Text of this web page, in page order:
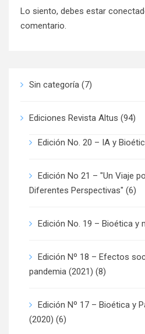
Lo siento, debes estar
comentario.
Sin categoría (7)
Ediciones Revista Altus (94)
Edición No. 20 – IA y
Edición No 21 – "Un Viaje
Diferentes Perspectivas" (6)
Edición No. 19 – Bioética y
Edición Nº 18 – Efectos
pandemia (2021) (8)
Edición Nº 17 – Bioética y
(2020) (6)